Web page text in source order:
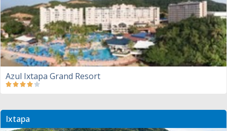
Azul Ixtapa Grand Resort
Ixtapa